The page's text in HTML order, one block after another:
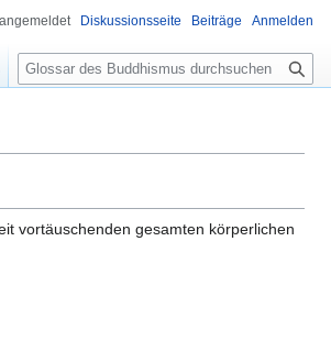
vortäuschenden gesamten körperlichen
Diskussionsseite Beiträge Anmelden
S
u
e